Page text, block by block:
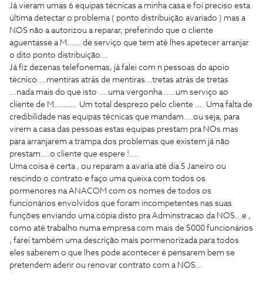
Já vieram umas 6 equipas técnicas a minha casa e foi preciso esta
última detectar o problema ( ponto distribuição avariado ) mas a
NOS não a autorizou a reparar, preferindo que o cliente
aguentasse a M...... de serviço que tem até lhes apetecer arranjar
o dito ponto distribuição...
Já fiz dezenas telefonemas, já falei com n pessoas do apoio
técnico....mentiras atrás de mentiras...tretas atrás de tretas
...nada mais do que isto ....uma vergonha .....um serviço ao
cliente de M.......... Um total desprezo pelo cliente .... Uma falta de
credibilidade nas equipas técnicas que mandam....ou seja, para
virem a casa das pessoas estas equipas prestam pra NOs mas
para arranjarem a trampa dos problemas que existem já não
prestam....o cliente que espere !....
Uma coisa é certa , ou reparam a avaria até dia 5 Janeiro ou
rescindo o contrato e faço uma queixa com todos os
pormenores na ANACOM com os nomes de todos os
funcionários envolvidos que foram incompetentes nas suas
funções enviando uma cópia disto pra Adminstracao da NOS...e ,
como até trabalho numa empresa com mais de 5000 funcionários
, farei também uma descrição mais pormenorizada para todos
eles saberem o que lhes pode acontecer é pensarem bem se
pretendem aderir ou renovar contrato com a NOS...